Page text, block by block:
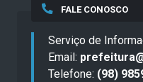
FALE CONOSCO
Serviço de
Email:
Telefone: (98)